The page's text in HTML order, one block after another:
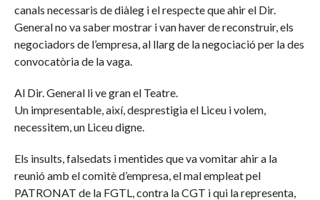
canals necessaris de diàleg i el respecte que ahir el Dir.
General no va saber mostrar i van haver de reconstruir, els
negociadors de l’empresa, al llarg de la negociació per la des
convocatòria de la vaga.
Al Dir. General li ve gran el Teatre.
Un impresentable, així, desprestigia el Liceu i volem,
necessitem, un Liceu digne.
Els insults, falsedats i mentides que va vomitar ahir a la
reunió amb el comitè d’empresa, el mal empleat pel
PATRONAT de la FGTL, contra la CGT i qui la representa,